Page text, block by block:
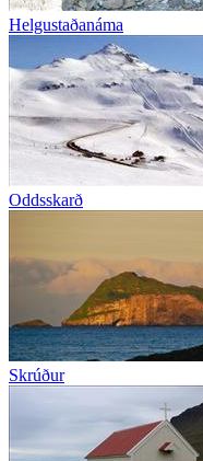
Helgustaðanáma
Oddsskarð
Skrúður